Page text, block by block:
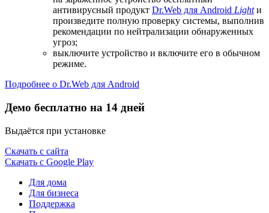
антивирусный продукт Dr.Web для Android Lightи
произведите полную проверку системы, выполнив
рекомендации по нейтрализации обнаруженных
угроз;
выключите устройство и включите его в обычном
режиме.
Подробнее о Dr.Web для Android
Демо бесплатно на 14 дней
Выдаётся при установке
Скачать с сайта
Скачать с Google Play
Для дома
Для бизнеса
Поддержка